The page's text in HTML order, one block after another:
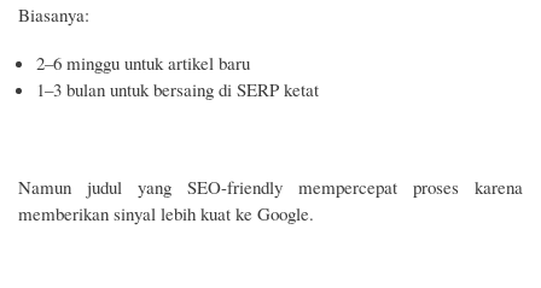
Biasanya:
2–6 minggu untuk artikel baru
1–3 bulan untuk bersaing di SERP ketat
Namun judul yang SEO-friendly mempercepat proses karena
memberikan sinyal lebih kuat ke Google.